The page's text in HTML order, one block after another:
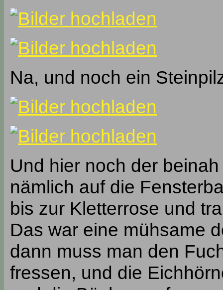
Na, und noch ein
Und hier noch der
nämlich auf die
bis zur Kletterrose und
Das war eine mühsame
dann muss man den
fressen, und die